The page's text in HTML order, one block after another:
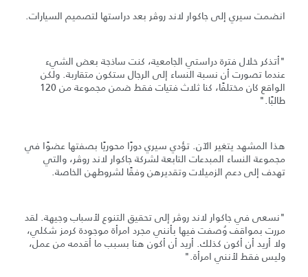
انضمت سيري إلى جاكوار لاند روڤر بعد دراستها لتصميم السيارات.
"أتذكر خلال فترة دراستي الجامعية، كنت ساذجة بعض الشيء
عندما تصورت أن نسبة النساء إلى الرجال ستكون متقاربة. ولكن
الواقع كان مختلفًا، كنا ثلاث فتيات فقط ضمن مجموعة من 120
طالبًا."
هذا المشهد يتغير الآن. تؤدي سيري دورًا محوريًا بصفتها عضوًا في
مجموعة النساء المبدعات التابعة لشركة جاكوار لاند روڤر، والتي
تهدف إلى دعم الزميلات وتقديرهن وفقًا لشروطهن الخاصة.
"نسعى في جاكوار لاند روڤر إلى تحقيق التنوع لأسباب وجيهة. لقد
مررت بمواقف وُصفت فيها بأنني مجرد امرأة موجودة كرمز شكلي،
ولا أريد أن أكون كذلك. أريد أن أكون هنا بسبب ما أقدمه من عمل،
وليس فقط لأنني امرأة."